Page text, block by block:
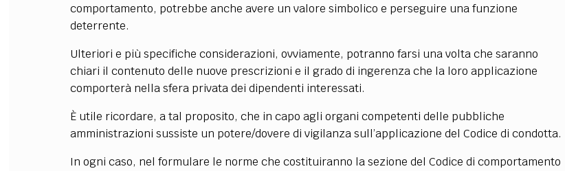
comportamento, potrebbe anche avere un valore simbolico e perseguire una funzione
deterrente.
Ulteriori e più specifiche considerazioni, ovviamente, potranno farsi una volta che saranno
chiari il contenuto delle nuove prescrizioni e il grado di ingerenza che la loro applicazione
comporterà nella sfera privata dei dipendenti interessati.
È utile ricordare, a tal proposito, che in capo agli organi competenti delle pubbliche
amministrazioni sussiste un potere/dovere di vigilanza sull’applicazione del Codice di condotta.
In ogni caso, nel formulare le norme che costituiranno la sezione del Codice di comportamento